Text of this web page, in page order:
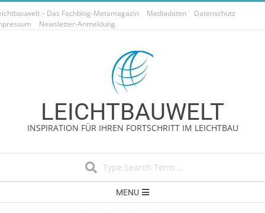
Skip
to
– Das Fachblog-Metamagazin Mediadaten
Datenschutz
Newsletter-Anmeldung
LEICHTBAUWELT
INSPIRATION FÜR IHREN FORTSCHRITT IM LEICHTBAU
Navigation
MENU